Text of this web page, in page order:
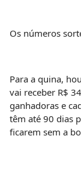
Os números
Para a quina,
vai receber R$
ganhadoras e
têm até 90 dias
ficarem sem a